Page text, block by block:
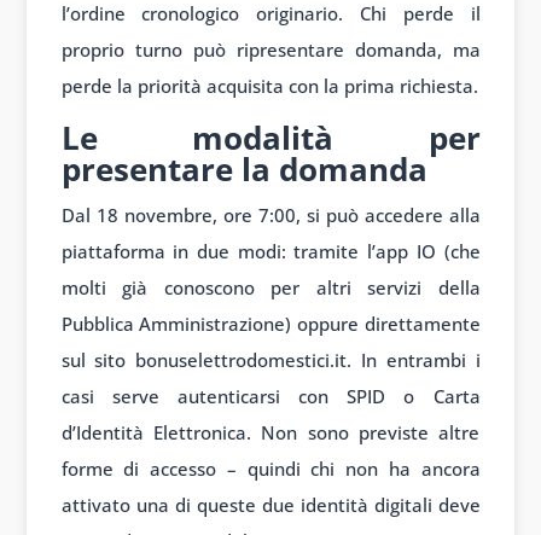
l’ordine cronologico originario. Chi perde il
proprio turno può ripresentare domanda, ma
perde la priorità acquisita con la prima richiesta.
Le modalità per
presentare la domanda
Dal 18 novembre, ore 7:00, si può accedere alla
piattaforma in due modi: tramite l’app IO (che
molti già conoscono per altri servizi della
Pubblica Amministrazione) oppure direttamente
sul sito bonuselettrodomestici.it. In entrambi i
casi serve autenticarsi con SPID o Carta
d’Identità Elettronica. Non sono previste altre
forme di accesso – quindi chi non ha ancora
attivato una di queste due identità digitali deve